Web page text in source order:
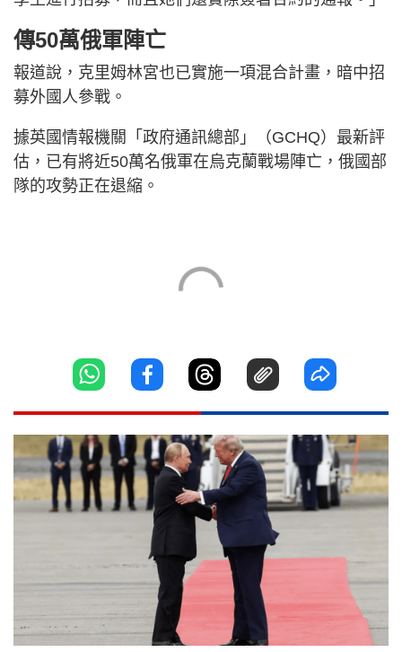
傳50萬俄軍陣亡
報道說，克里姆林宮也已實施一項混合計畫，暗中招
募外國人參戰。
據英國情報機關「政府通訊總部」（GCHQ）最新評
估，已有將近50萬名俄軍在烏克蘭戰場陣亡，俄國部
隊的攻勢正在退縮。